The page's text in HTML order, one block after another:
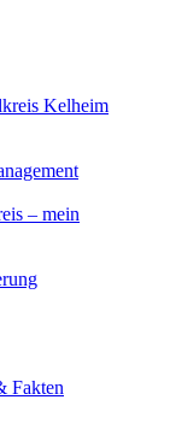
Kelheim
– mein
Fakten